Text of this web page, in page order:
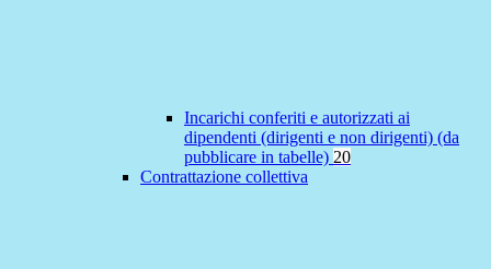
Incarichi conferiti e autorizzati ai
dipendenti (dirigenti e non dirigenti) (da
pubblicare in tabelle) 20
Contrattazione collettiva